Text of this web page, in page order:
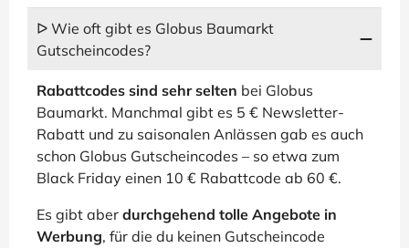
ᐅ Wie oft gibt es Globus Baumarkt
Gutscheincodes?
Rabattcodes sind sehr selten bei Globus
Baumarkt. Manchmal gibt es 5 € Newsletter-
Rabatt und zu saisonalen Anlässen gab es auch
schon Globus Gutscheincodes – so etwa zum
Black Friday einen 10 € Rabattcode ab 60 €.
Es gibt aber durchgehend tolle Angebote in
Werbung, für die du keinen Gutscheincode